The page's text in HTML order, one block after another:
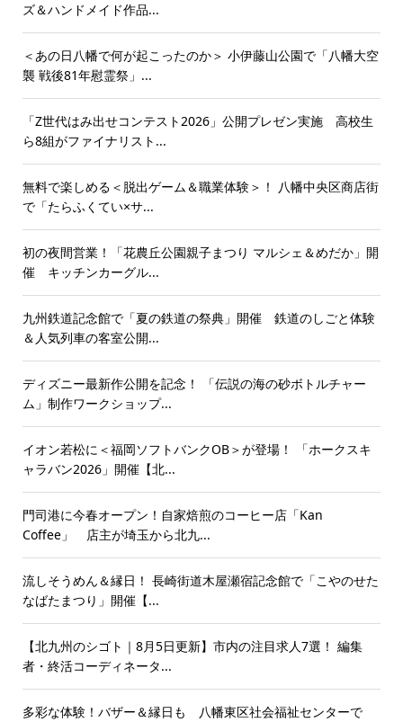
ズ＆ハンドメイド作品...
＜あの日八幡で何が起こったのか＞ 小伊藤山公園で「八幡大空
襲 戦後81年慰霊祭」...
「Z世代はみ出せコンテスト2026」公開プレゼン実施 高校生
ら8組がファイナリスト...
無料で楽しめる＜脱出ゲーム＆職業体験＞！ 八幡中央区商店街
で「たらふくてい×サ...
初の夜間営業！「花農丘公園親子まつり マルシェ＆めだか」開
催 キッチンカーグル...
九州鉄道記念館で「夏の鉄道の祭典」開催 鉄道のしごと体験
＆人気列車の客室公開...
ディズニー最新作公開を記念！ 「伝説の海の砂ボトルチャー
ム」制作ワークショップ...
イオン若松に＜福岡ソフトバンクOB＞が登場！ 「ホークスキ
ャラバン2026」開催【北...
門司港に今春オープン！自家焙煎のコーヒー店「Kan
Coffee」 店主が埼玉から北九...
流しそうめん＆縁日！ 長崎街道木屋瀬宿記念館で「こやのせた
なばたまつり」開催【...
【北九州のシゴト｜8月5日更新】市内の注目求人7選！ 編集
者・終活コーディネータ...
多彩な体験！バザー＆縁日も 八幡東区社会福祉センターで